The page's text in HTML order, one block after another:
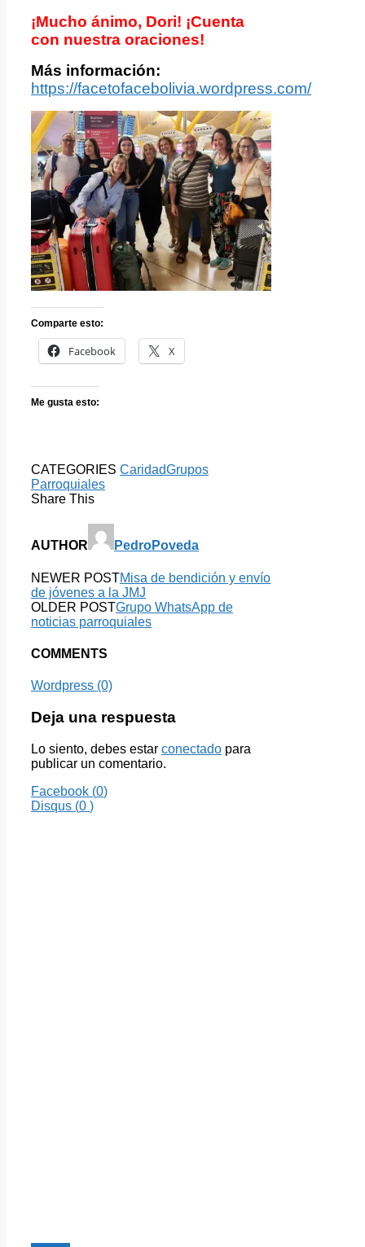
¡Mucho ánimo, Dori! ¡Cuenta
con nuestra oraciones!
Más información:
https://facetofacebolivia.wordpress.com/
Comparte esto:
Facebook X
Me gusta esto:
CATEGORIES CaridadGrupos
Parroquiales
Share This
AUTHOR PedroPoveda
NEWER POSTMisa de bendición y envío
de jóvenes a la JMJ
OLDER POSTGrupo WhatsApp de
noticias parroquiales
COMMENTS
Wordpress (0)
Deja una respuesta
Lo siento, debes estar conectado para
publicar un comentario.
Facebook (0)
Disqus (0 )